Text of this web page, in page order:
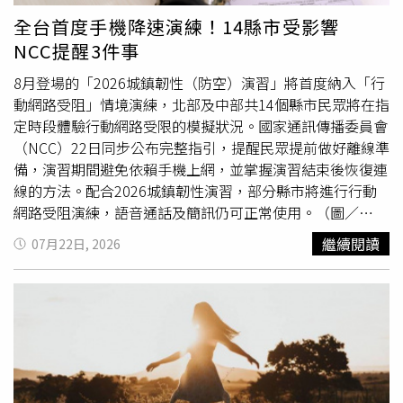
其他人也能依照流程完成相同口味，店內其他 工作流程
有標準化管理。由於雙方無法達成共識，董男向當地勞動監
察部門申訴。勞動監察部門表示，將配方與薪資發放掛鉤
「沒有法律依據」，若店家想取得配方，應透過合理方式協
商購買，不能以扣發工資作為交換條件，後續將介入協調。
事件曝光後，不少網友認為，工資屬於勞工依法應得報酬，
不能拿來交換個人技術，「想買配方可以談，但不能扣薪逼
人交出手藝」。也有部分網友認為，若配方是在公司提供資
源下研發完成，歸屬權仍應依契約及實際情況認定。律師指
出，若配方屬於企業商業秘密，且勞動契約或保密協議已有
明確約定，員工離職時確實有保密及返還相關文件的義務；
但若只是廚師個人累積的烹飪技巧或業界普遍做法，餐廳則
無權要求交出，更不得以扣薪作為要脅。若遭遇類似情況，
勞工可向勞動主管機關申訴、申請勞動仲裁，依法追討遭積
全台首度手機降速演練！14縣市受影響
NCC提醒3件事
8月登場的「2026城鎮韌性（防空）演習」將首度納入「行
動網路受阻」情境演練，北部及中部共14個縣市民眾將在指
定時段體驗行動網路受限的模擬狀況。國家通訊傳播委員會
（NCC）22日同步公布完整指引，提醒民眾提前做好離線準
備，演習期間避免依賴手機上網，並掌握演習結束後恢復連
線的方法。配合2026城鎮韌性演習，部分縣市將進行行動
網路受阻演練，語音通話及簡訊仍可正常使用。（圖／
NCC，下同）NCC表示，此次演練是模擬戰爭或重大災害發
生時，行動通訊受到影響的情境，演習時間為30分鐘。屆時
手機行動上網功能將受到限制，民眾主要可使用語音通話及
簡訊服務與外界聯繫；至於市話等固網服務不受影響，
110、119等緊急報案電話及災防告警細胞廣播（CBS）也
都能正常運作，不會因演習中斷。NCC公布演習期間行動網
路應變措施，提醒民眾善用語音通話與簡訊聯繫。演練將分
兩梯次實施，中部地區預定8月10日下午2時30分至3時舉
07月22日, 2026 繼續閱讀